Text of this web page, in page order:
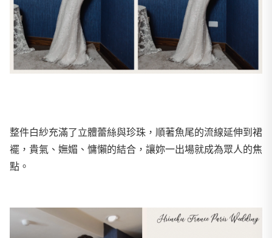
整件白紗充滿了立體蕾絲與珍珠，順著魚尾的流線延伸到裙
襬，貴氣、嫵媚、慵懶的結合，讓妳一出場就成為眾人的焦
點。